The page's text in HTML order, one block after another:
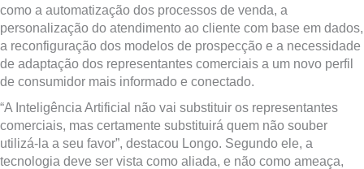
como a automatização dos processos de venda, a
personalização do atendimento ao cliente com base em dados,
a reconfiguração dos modelos de prospecção e a necessidade
de adaptação dos representantes comerciais a um novo perfil
de consumidor mais informado e conectado.
“A Inteligência Artificial não vai substituir os representantes
comerciais, mas certamente substituirá quem não souber
utilizá-la a seu favor”, destacou Longo. Segundo ele, a
tecnologia deve ser vista como aliada, e não como ameaça,